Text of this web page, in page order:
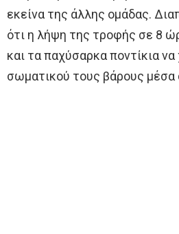
εκείνα της άλλης ομάδας.
ότι η λήψη της τροφής σε 8
και τα παχύσαρκα ποντίκια
σωματικού τους βάρους μέσα